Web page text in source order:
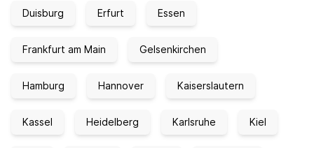
Duisburg Erfurt Essen
Frankfurt am Main Gelsenkirchen
Hamburg Hannover Kaiserslautern
Kassel Heidelberg Karlsruhe Kiel